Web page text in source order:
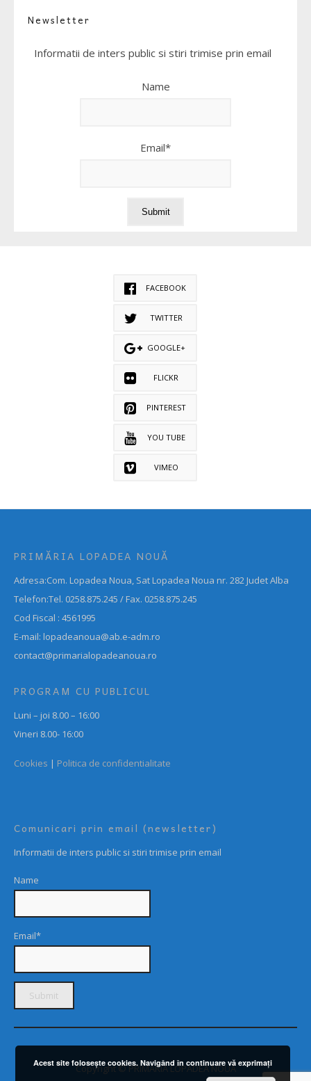
Newsletter
Informatii de inters public si stiri trimise prin email
Name
Email*
FACEBOOK
TWITTER
GOOGLE+
FLICKR
PINTEREST
YOU TUBE
VIMEO
PRIMĂRIA LOPADEA NOUĂ
Adresa:Com. Lopadea Noua, Sat Lopadea Noua nr. 282 Judet Alba
Telefon:Tel. 0258.875.245 / Fax. 0258.875.245
Cod Fiscal : 4561995
E-mail: lopadeanoua@ab.e-adm.ro
contact@primarialopadeanoua.ro
PROGRAM CU PUBLICUL
Luni – joi 8.00 – 16:00
Vineri 8.00- 16:00
Cookies | Politica de confidentialitate
Comunicari prin email (newsletter)
Informatii de inters public si stiri trimise prin email
Name
Email*
Copyright © PRIMARIA LOPADEA NOUĂ
Acest site foloseşte cookies. Navigând în continuare vă exprimaţi